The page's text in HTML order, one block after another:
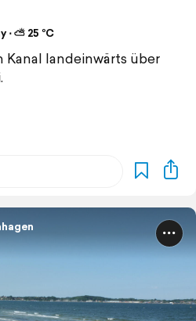
⋅ ⛅ 25 °C
Kanal landeinwärts über